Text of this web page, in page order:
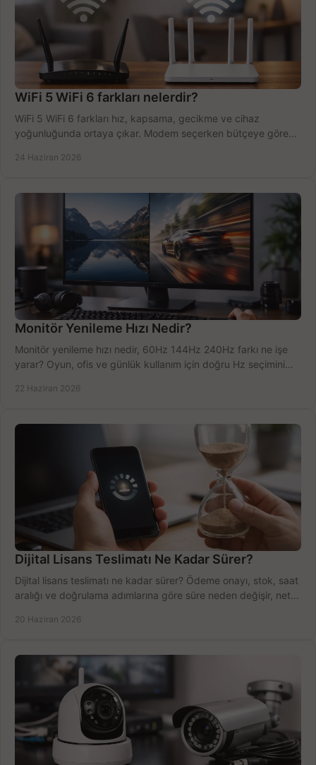
WiFi 5 WiFi 6 farkları nelerdir?
WiFi 5 WiFi 6 farkları hız, kapsama, gecikme ve cihaz
yoğunluğunda ortaya çıkar. Modem seçerken bütçeye göre
24 Haziran 2026
Monitör Yenileme Hızı Nedir?
Monitör yenileme hızı nedir, 60Hz 144Hz 240Hz farkı ne işe
yarar? Oyun, ofis ve günlük kullanım için doğru Hz seçimini
22 Haziran 2026
Dijital Lisans Teslimatı Ne Kadar Sürer?
Dijital lisans teslimatı ne kadar sürer? Ödeme onayı, stok, saat
aralığı ve doğrulama adımlarına göre süre neden değişir, net
20 Haziran 2026